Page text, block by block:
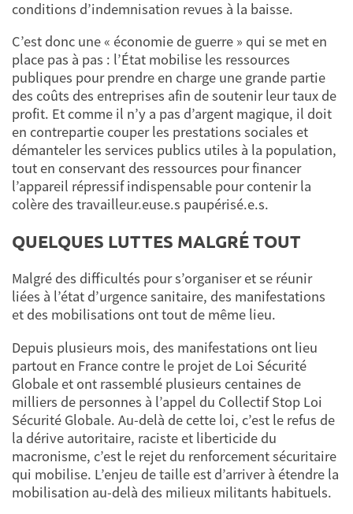
conditions d’indemnisation revues à la baisse.
C’est donc une « économie de guerre » qui se met en
place pas à pas : l’État mobilise les ressources
publiques pour prendre en charge une grande partie
des coûts des entreprises afin de soutenir leur taux de
profit. Et comme il n’y a pas d’argent magique, il doit
en contrepartie couper les prestations sociales et
démanteler les services publics utiles à la population,
tout en conservant des ressources pour financer
l’appareil répressif indispensable pour contenir la
colère des travailleur.euse.s paupérisé.e.s.
QUELQUES LUTTES MALGRÉ TOUT
Malgré des difficultés pour s’organiser et se réunir
liées à l’état d’urgence sanitaire, des manifestations
et des mobilisations ont tout de même lieu.
Depuis plusieurs mois, des manifestations ont lieu
partout en France contre le projet de Loi Sécurité
Globale et ont rassemblé plusieurs centaines de
milliers de personnes à l’appel du Collectif Stop Loi
Sécurité Globale. Au-delà de cette loi, c’est le refus de
la dérive autoritaire, raciste et liberticide du
macronisme, c’est le rejet du renforcement sécuritaire
qui mobilise. L’enjeu de taille est d’arriver à étendre la
mobilisation au-delà des milieux militants habituels.